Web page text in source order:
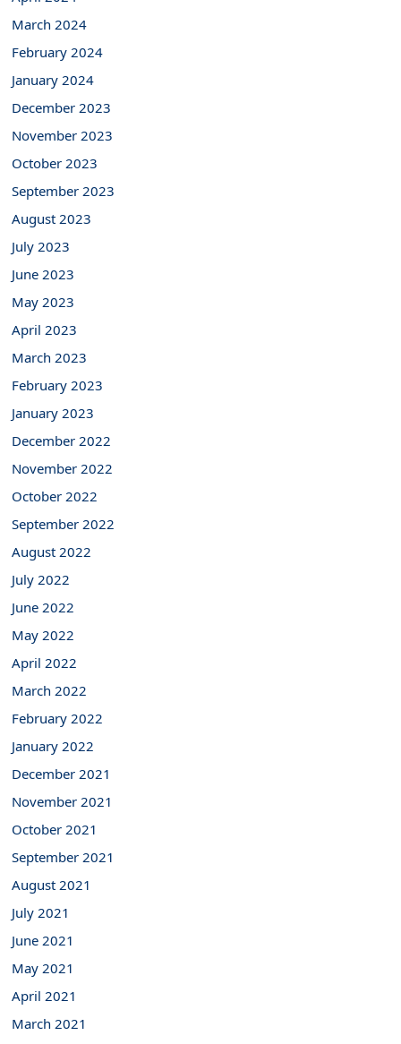
March 2024
February 2024
January 2024
December 2023
November 2023
October 2023
September 2023
August 2023
July 2023
June 2023
May 2023
April 2023
March 2023
February 2023
January 2023
December 2022
November 2022
October 2022
September 2022
August 2022
July 2022
June 2022
May 2022
April 2022
March 2022
February 2022
January 2022
December 2021
November 2021
October 2021
September 2021
August 2021
July 2021
June 2021
May 2021
April 2021
March 2021